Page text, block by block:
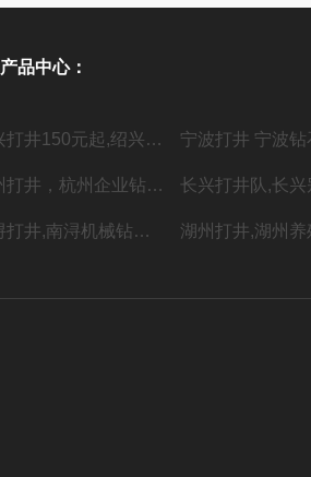
产品中心：
绍兴打井150元起,绍兴机器钻水井施工单位
杭州打井，杭州企业钻井，上门施工价格低
南浔打井,南浔机械钻岩石水深水井